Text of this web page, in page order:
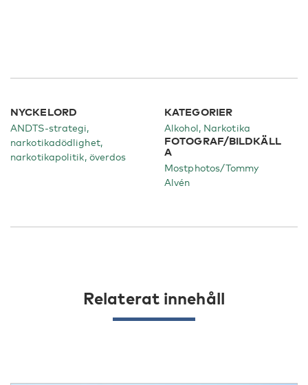
NYCKELORD
ANDTS-strategi,
narkotikadödlighet,
narkotikapolitik, överdos
KATEGORIER
Alkohol Narkotika
FOTOGRAF/BILDKÄLL
A
Mostphotos/Tommy
Alvén
Relaterat innehåll